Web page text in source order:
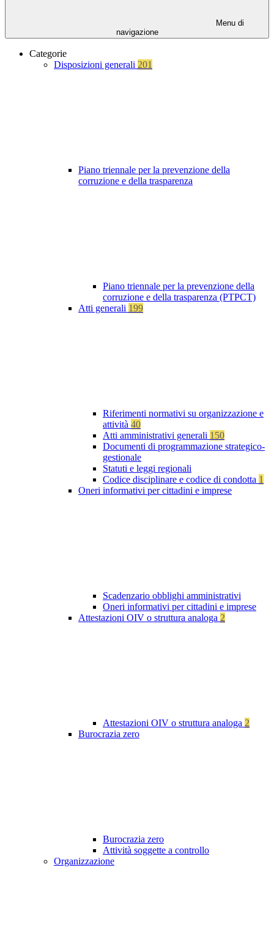
Menu di
navigazione
Categorie
Disposizioni generali 201
Piano triennale per la prevenzione della
corruzione e della trasparenza
Piano triennale per la prevenzione della
corruzione e della trasparenza (PTPCT)
Atti generali 199
Riferimenti normativi su organizzazione e
attività 40
Atti amministrativi generali 150
Documenti di programmazione strategico-
gestionale
Statuti e leggi regionali
Codice disciplinare e codice di condotta 1
Oneri informativi per cittadini e imprese
Scadenzario obblighi amministrativi
Oneri informativi per cittadini e imprese
Attestazioni OIV o struttura analoga 2
Attestazioni OIV o struttura analoga 2
Burocrazia zero
Burocrazia zero
Attività soggette a controllo
Organizzazione